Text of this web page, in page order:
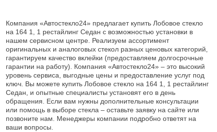
Компания «Автостекло24» предлагает купить Лобовое стекло
на 164 1, 1 рестайлинг Седан с возможностью установки в
нашем сервисном центре. Реализуем ассортимент
оригинальных и аналоговых стекол разных ценовых категорий,
гарантируем качество вклейки (предоставляем долгосрочные
гарантии на работу). Компания «Автостекло24» – это высокий
уровень сервиса, выгодные цены и предоставление услуг под
ключ. Вы можете купить Лобовое стекло на 164 1, 1 рестайлинг
Седан, и опытные специалисты установят его в день
обращения. Если вам нужны дополнительные консультации
или помощь в выборе стекла – оставьте заявку на сайте или
позвоните нам. Менеджеры компании подробно ответят на
ваши вопросы.